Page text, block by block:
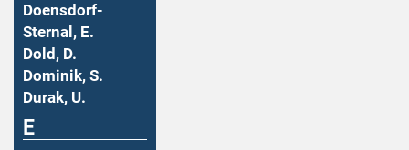
Doensdorf-
Sternal, E.
Dold, D.
Dominik, S.
Durak, U.
E